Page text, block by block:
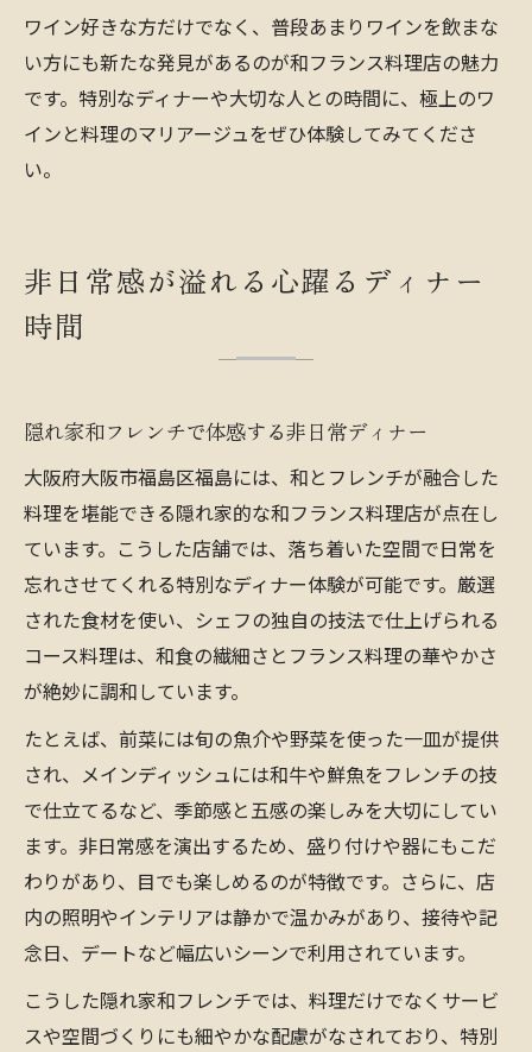
ワイン好きな方だけでなく、普段あまりワインを飲まな
い方にも新たな発見があるのが和フランス料理店の魅力
です。特別なディナーや大切な人との時間に、極上のワ
インと料理のマリアージュをぜひ体験してみてくださ
い。
非日常感が溢れる心躍るディナー
時間
隠れ家和フレンチで体感する非日常ディナー
大阪府大阪市福島区福島には、和とフレンチが融合した
料理を堪能できる隠れ家的な和フランス料理店が点在し
ています。こうした店舗では、落ち着いた空間で日常を
忘れさせてくれる特別なディナー体験が可能です。厳選
された食材を使い、シェフの独自の技法で仕上げられる
コース料理は、和食の繊細さとフランス料理の華やかさ
が絶妙に調和しています。
たとえば、前菜には旬の魚介や野菜を使った一皿が提供
され、メインディッシュには和牛や鮮魚をフレンチの技
で仕立てるなど、季節感と五感の楽しみを大切にしてい
ます。非日常感を演出するため、盛り付けや器にもこだ
わりがあり、目でも楽しめるのが特徴です。さらに、店
内の照明やインテリアは静かで温かみがあり、接待や記
念日、デートなど幅広いシーンで利用されています。
こうした隠れ家和フレンチでは、料理だけでなくサービ
スや空間づくりにも細やかな配慮がなされており、特別